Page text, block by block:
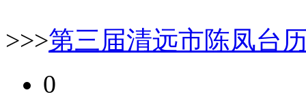
>>>第三届清远市陈凤台
0